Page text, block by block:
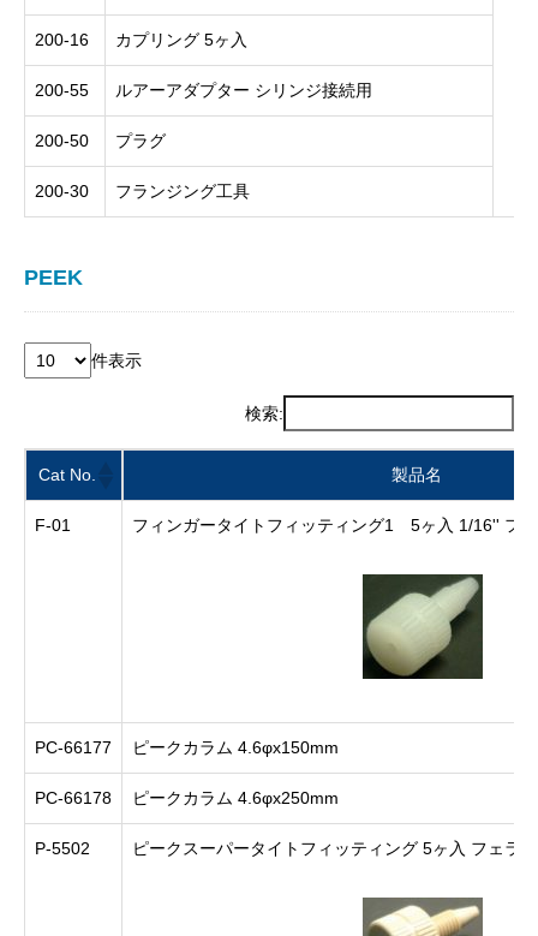
200-16 カプリング 5ヶ入
200-55 ルアーアダプター シリンジ接続用
200-50 プラグ
200-30 フランジング工具
PEEK
件表示
検索:
Cat No. 製品名
F-01 フィンガータイトフィッティング1 5ヶ入 1/16'' フ
PC-66177 ピークカラム 4.6φx150mm
PC-66178 ピークカラム 4.6φx250mm
P-5502 ピークスーパータイトフィッティング 5ヶ入 フェラ